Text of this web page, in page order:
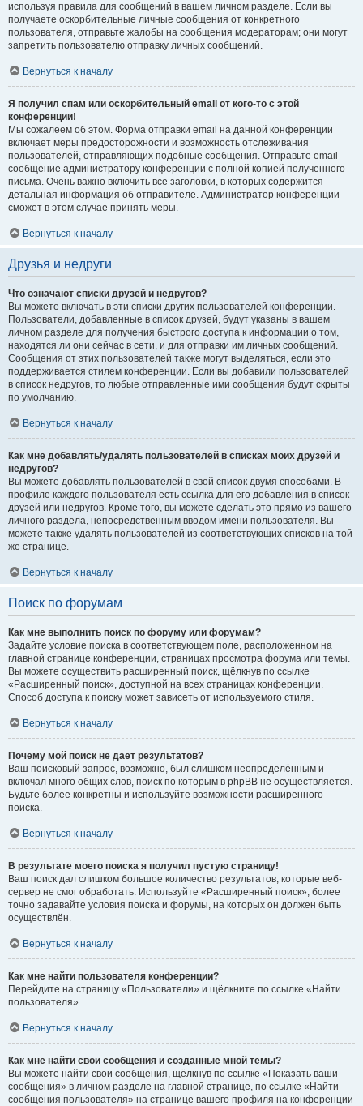
используя правила для сообщений в вашем личном разделе. Если вы
получаете оскорбительные личные сообщения от конкретного
пользователя, отправьте жалобы на сообщения модераторам; они могут
запретить пользователю отправку личных сообщений.
Вернуться к началу
Я получил спам или оскорбительный email от кого-то с этой
конференции!
Мы сожалеем об этом. Форма отправки email на данной конференции
включает меры предосторожности и возможность отслеживания
пользователей, отправляющих подобные сообщения. Отправьте email-
сообщение администратору конференции с полной копией полученного
письма. Очень важно включить все заголовки, в которых содержится
детальная информация об отправителе. Администратор конференции
сможет в этом случае принять меры.
Вернуться к началу
Друзья и недруги
Что означают списки друзей и недругов?
Вы можете включать в эти списки других пользователей конференции.
Пользователи, добавленные в список друзей, будут указаны в вашем
личном разделе для получения быстрого доступа к информации о том,
находятся ли они сейчас в сети, и для отправки им личных сообщений.
Сообщения от этих пользователей также могут выделяться, если это
поддерживается стилем конференции. Если вы добавили пользователей
в список недругов, то любые отправленные ими сообщения будут скрыты
по умолчанию.
Вернуться к началу
Как мне добавлять/удалять пользователей в списках моих друзей и
недругов?
Вы можете добавлять пользователей в свой список двумя способами. В
профиле каждого пользователя есть ссылка для его добавления в список
друзей или недругов. Кроме того, вы можете сделать это прямо из вашего
личного раздела, непосредственным вводом имени пользователя. Вы
можете также удалять пользователей из соответствующих списков на той
же странице.
Вернуться к началу
Поиск по форумам
Как мне выполнить поиск по форуму или форумам?
Задайте условие поиска в соответствующем поле, расположенном на
главной странице конференции, страницах просмотра форума или темы.
Вы можете осуществить расширенный поиск, щёлкнув по ссылке
«Расширенный поиск», доступной на всех страницах конференции.
Способ доступа к поиску может зависеть от используемого стиля.
Вернуться к началу
Почему мой поиск не даёт результатов?
Ваш поисковый запрос, возможно, был слишком неопределённым и
включал много общих слов, поиск по которым в phpBB не осуществляется.
Будьте более конкретны и используйте возможности расширенного
поиска.
Вернуться к началу
В результате моего поиска я получил пустую страницу!
Ваш поиск дал слишком большое количество результатов, которые веб-
сервер не смог обработать. Используйте «Расширенный поиск», более
точно задавайте условия поиска и форумы, на которых он должен быть
осуществлён.
Вернуться к началу
Как мне найти пользователя конференции?
Перейдите на страницу «Пользователи» и щёлкните по ссылке «Найти
пользователя».
Вернуться к началу
Как мне найти свои сообщения и созданные мной темы?
Вы можете найти свои сообщения, щёлкнув по ссылке «Показать ваши
сообщения» в личном разделе на главной странице, по ссылке «Найти
сообщения пользователя» на странице вашего профиля на конференции